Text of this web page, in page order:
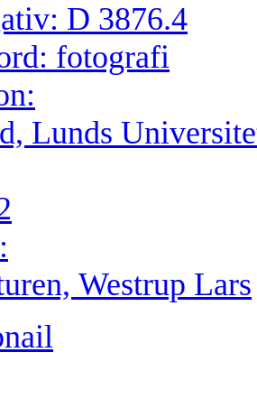
D 3876.4
fotografi
Lunds
Westrup Lars